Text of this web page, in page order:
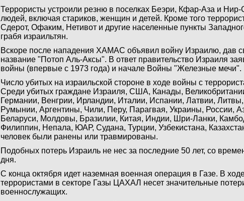
Террористы устроили резню в поселках Беэри, Кфар-Аза и
людей, включая стариков, женщин и детей. Кроме того
Сдерот, Офаким, Нетивот и другие населенные пункты
грабя израильтян.
Вскоре после нападения ХАМАС объявил войну Израилю, дав
название "Потоп Аль-Аксы". В ответ правительство Израиля
войны (впервые с 1973 года) и начале Войны "Железные мечи".
Число убитых на израильской стороне в ходе войны с
Среди убитых граждане Израиля, США, Канады,
Германии, Венгрии, Ирландии, Италии, Испании, Латвии, Литвы,
Румынии, Аргентины, Чили, Перу, Парагвая, Украины, России,
Беларуси, Молдовы, Бразилии, Китая, Индии, Шри-Ланки,
Филиппин, Непала, ЮАР, Судана, Турции, Узбекистана,
человек были ранены или травмированы.
Подобных потерь Израиль не нес за последние 50 лет, со
дня.
С конца октября идет наземная военная операция в Газе. В
террористами в секторе Газы ЦАХАЛ несет значительные
военнослужащих.